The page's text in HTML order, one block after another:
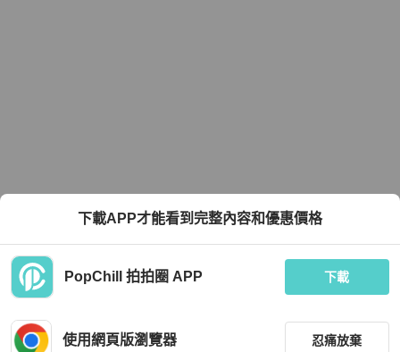
下載APP才能看到完整內容和優惠價格
PopChill 拍拍圈 APP 下載
使用網頁版瀏覽器 忍痛放棄